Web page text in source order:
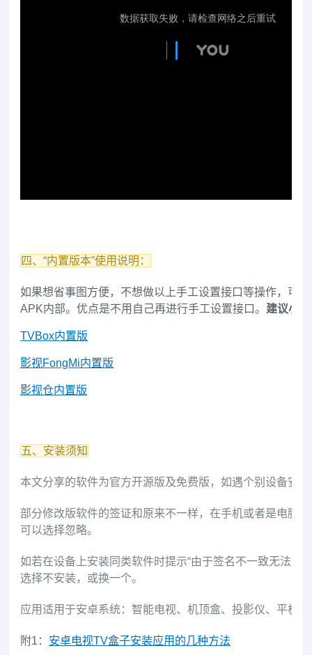
四、“内置版本”使用说明：
如果想省事图方便，不想做以上手工设置接口等操作，可
APK内部。优点是不用自己再进行手工设置接口。 建议小
TVBox内置版
影视FongMi内置版
影视仓内置版
五、安装须知
本文分享的软件为官方开源版及免费版，如遇个别设备安
部分修改版软件的签证和原来不一样，在手机或者是电脑
可以选择忽略。
如若在设备上安装同类软件时提示“由于签名不一致无法安
选择不安装，或换一个。
应用适用于安卓系统：智能电视、机顶盒、投影仪、平板
附1： 安卓电视TV盒子安装应用的几种方法